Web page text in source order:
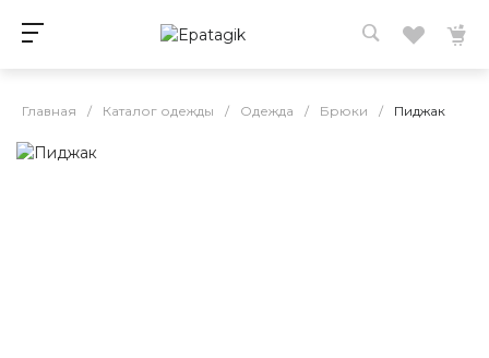
Главная / Каталог одежды / Одежда / Брюки / Пиджак